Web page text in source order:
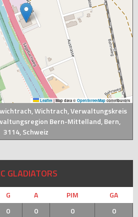
Leaflet | Map data © OpenStreetMap contributors
Wichtrach, Verwaltungskreis
Bern-Mittelland, Bern,
3114, Schweiz
GLADIATORS
G A PIM
GA
0
0 0 0